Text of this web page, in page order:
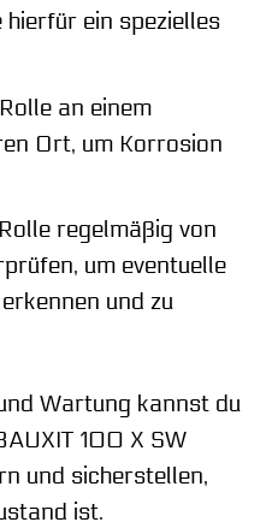
hierfür ein spezielles
an einem
Ort, um Korrosion
regelmäßig von
um eventuelle
und zu
Wartung kannst du
100 X SW
und sicherstellen,
ist.